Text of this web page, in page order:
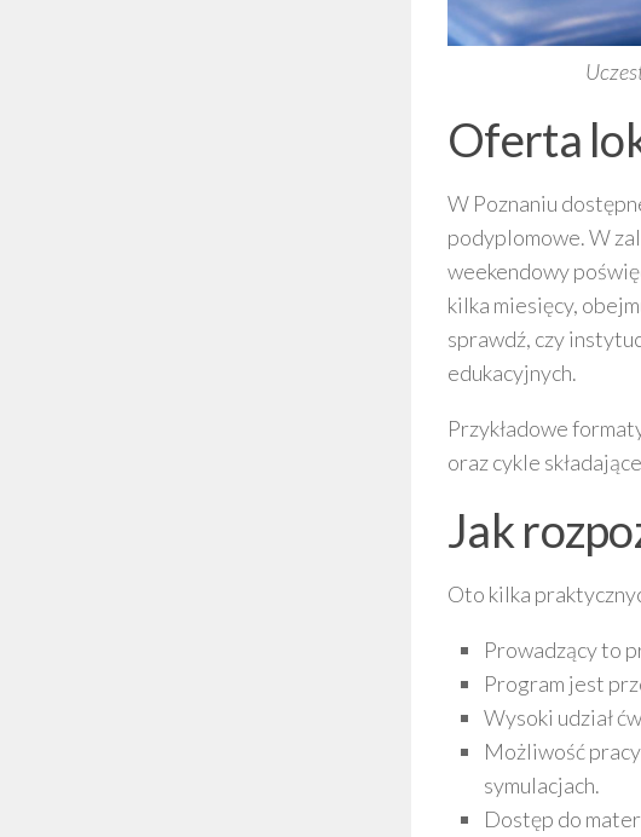
Oferta
W Poznaniu
podyplomowe. W
weekendowy
kilka miesięcy,
sprawdź, czy
edukacyjnych.
Przykładowe
oraz cykle
Jak
Oto kilka
Prowadzący to
Program jest
Wysoki udział
Możliwość
symulacjach.
Dostęp do